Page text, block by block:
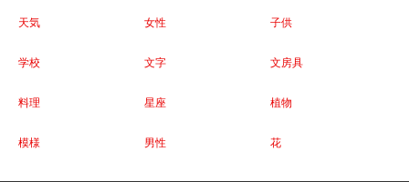
天気 女性 子供
学校 文字 文房具
料理 星座 植物
模様 男性 花